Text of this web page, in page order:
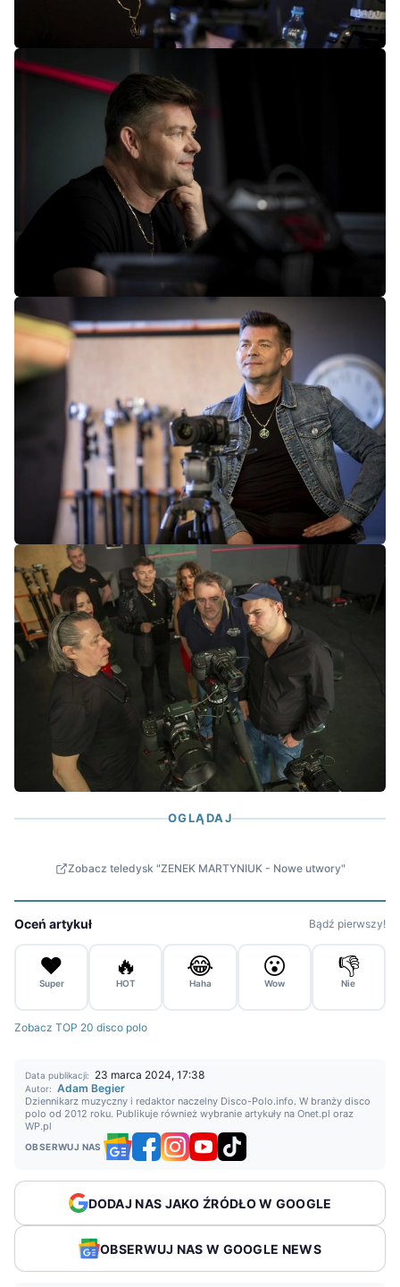
OGLĄDAJ
Zobacz teledysk "ZENEK MARTYNIUK - Nowe utwory"
Oceń artykuł Bądź pierwszy!
❤️
Super
🔥
HOT
😂
Haha
😮
Wow
👎
Nie
Zobacz TOP 20 disco polo
Data publikacji: 23 marca 2024, 17:38
Autor: Adam Begier
Dziennikarz muzyczny i redaktor naczelny Disco-Polo.info. W branży disco
polo od 2012 roku. Publikuje również wybranie artykuły na Onet.pl oraz
WP.pl
OBSERWUJ NAS
DODAJ NAS JAKO ŹRÓDŁO W GOOGLE
OBSERWUJ NAS W GOOGLE NEWS